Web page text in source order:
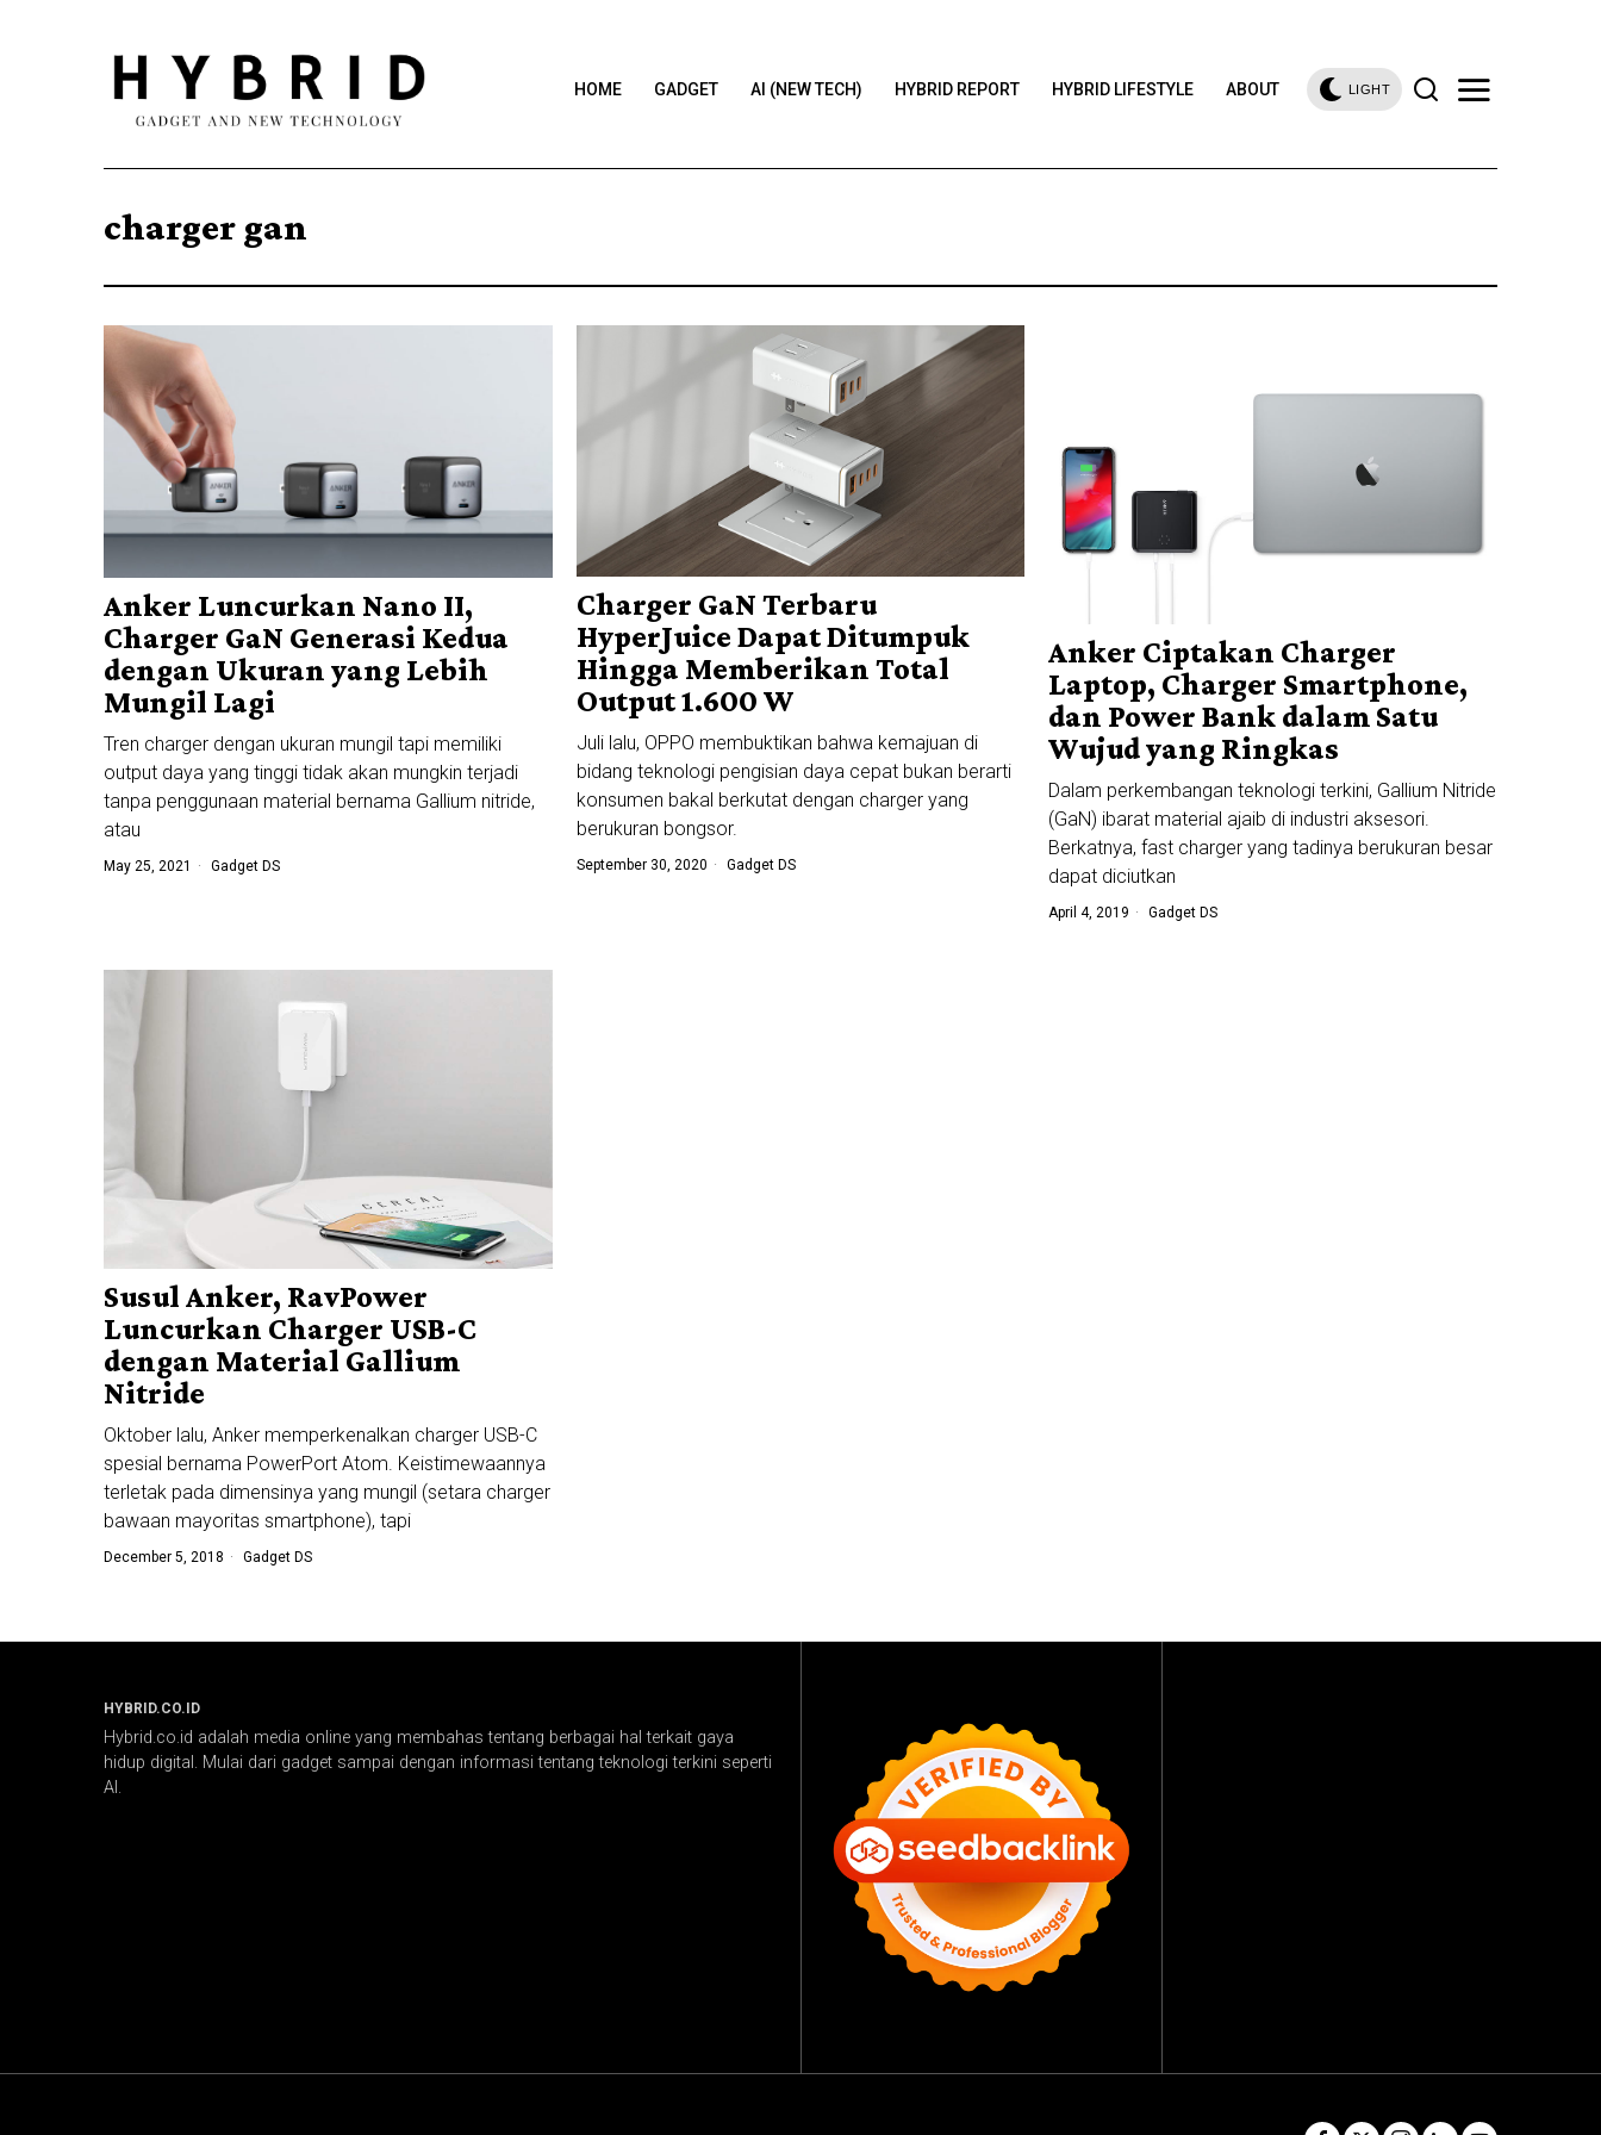
HOME GADGET AI (NEW TECH) HYBRID REPORT HYBRID LIFESTYLE ABOUT LIGHT
charger gan
Anker Luncurkan Nano II,
Charger GaN Generasi Kedua
dengan Ukuran yang Lebih
Mungil Lagi
Tren charger dengan ukuran mungil tapi memiliki
output daya yang tinggi tidak akan mungkin terjadi
tanpa penggunaan material bernama Gallium nitride,
atau
May 25, 2021 Gadget DS
Charger GaN Terbaru
HyperJuice Dapat Ditumpuk
Hingga Memberikan Total
Output 1.600 W
Juli lalu, OPPO membuktikan bahwa kemajuan di
bidang teknologi pengisian daya cepat bukan berarti
konsumen bakal berkutat dengan charger yang
berukuran bongsor.
September 30, 2020 Gadget DS
Anker Ciptakan Charger
Laptop, Charger Smartphone,
dan Power Bank dalam Satu
Wujud yang Ringkas
Dalam perkembangan teknologi terkini, Gallium Nitride
(GaN) ibarat material ajaib di industri aksesori.
Berkatnya, fast charger yang tadinya berukuran besar
dapat diciutkan
April 4, 2019 Gadget DS
Susul Anker, RavPower
Luncurkan Charger USB-C
dengan Material Gallium
Nitride
Oktober lalu, Anker memperkenalkan charger USB-C
spesial bernama PowerPort Atom. Keistimewaannya
terletak pada dimensinya yang mungil (setara charger
bawaan mayoritas smartphone), tapi
December 5, 2018 Gadget DS
HYBRID.CO.ID
Hybrid.co.id adalah media online yang membahas tentang berbagai hal terkait gaya
hidup digital. Mulai dari gadget sampai dengan informasi tentang teknologi terkini seperti
AI.